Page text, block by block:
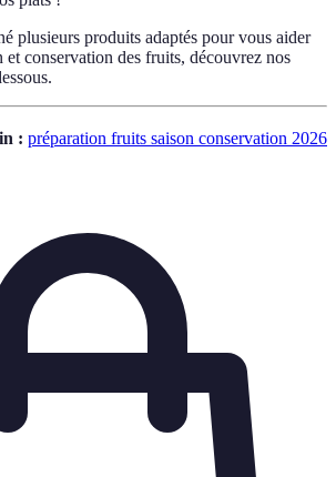
plusieurs produits adaptés pour vous aider
et conservation des fruits, découvrez nos
: préparation fruits saison conservation 2026